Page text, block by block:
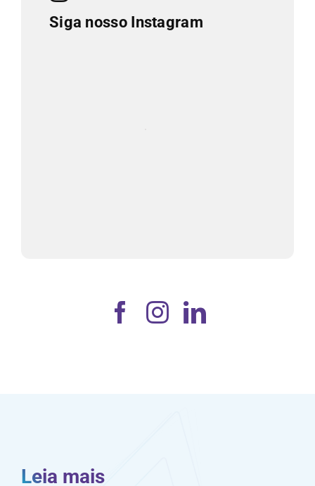
Siga nosso Instagram
Leia mais